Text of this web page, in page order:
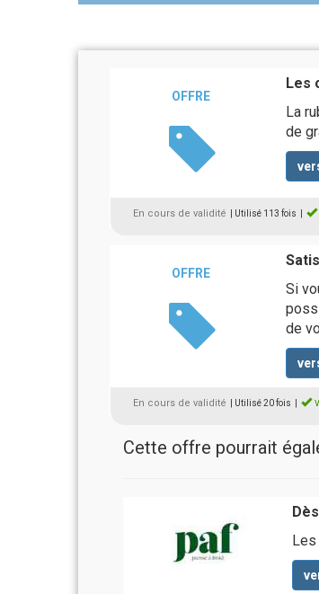
OFFRE
Les
La
de
En cours de validité | Utilisé 113 fois
OFFRE
Si
de
En cours de validité | Utilisé 20 fois
Cette offre pourrait